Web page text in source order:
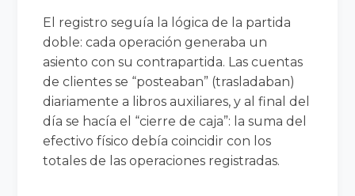
El registro seguía la lógica de la partida
doble: cada operación generaba un
asiento con su contrapartida. Las cuentas
de clientes se “posteaban” (trasladaban)
diariamente a libros auxiliares, y al final del
día se hacía el “cierre de caja”: la suma del
efectivo físico debía coincidir con los
totales de las operaciones registradas.